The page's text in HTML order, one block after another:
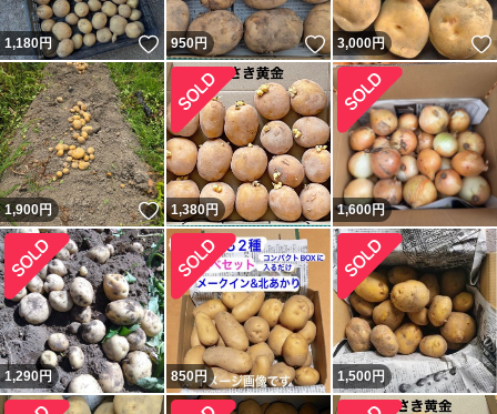
1,180円 いいね！
950円 いいね！
3,000円
1,900円 いいね！
1,380円 1,600円
1,290円 850円 1,500円